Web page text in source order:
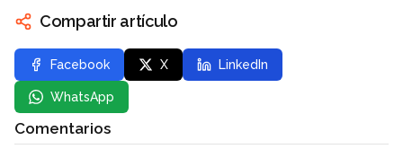
Compartir artículo
Facebook X LinkedIn
WhatsApp
Comentarios